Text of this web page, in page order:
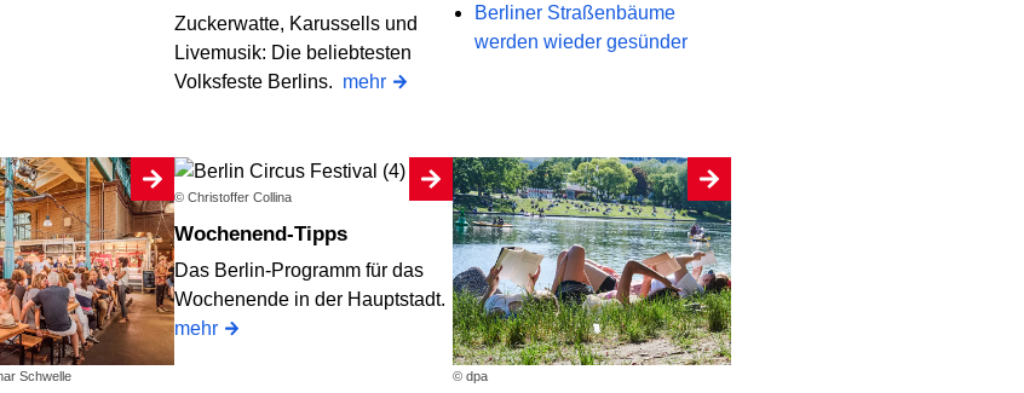
Zuckerwatte, Karussells und
Livemusik: Die beliebtesten
Volksfeste Berlins. mehr
Berliner Straßenbäume
werden wieder gesünder
Schwelle
© Christoffer Collina
Wochenend-Tipps
Das Berlin-Programm für das
Wochenende in der Hauptstadt.
mehr
© dpa